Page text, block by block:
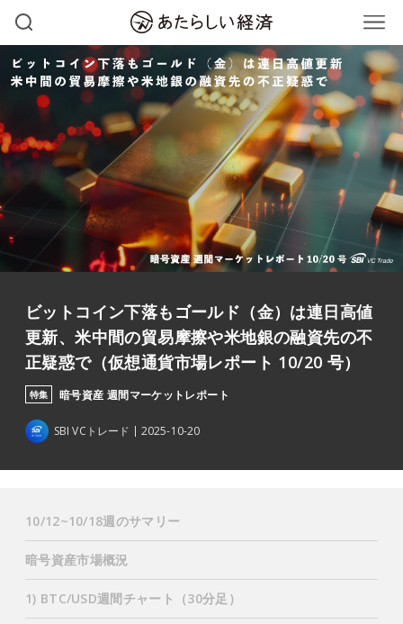
ビットコイン下落もゴールド（金）は連日高値
更新、米中間の貿易摩擦や米地銀の融資先の不
正疑惑で（仮想通貨市場レポート 10/20 号）
特集 暗号資産 週間マーケットレポート
SBI VCトレード 2025-10-20
10/12~10/18週のサマリー
暗号資産市場概況
1) BTC/USD週間チャート（30分足）